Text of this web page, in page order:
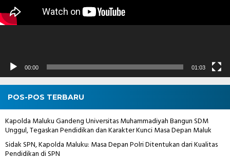
00:00 01:03
POS-POS TERBARU
Kapolda Maluku Gandeng Universitas Muhammadiyah Bangun SDM
Unggul, Tegaskan Pendidikan dan Karakter Kunci Masa Depan Maluk
Sidak SPN, Kapolda Maluku: Masa Depan Polri Ditentukan dari Kualitas
Pendidikan di SPN